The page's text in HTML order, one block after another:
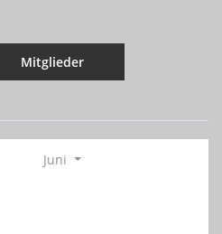
Mitglieder
Juni